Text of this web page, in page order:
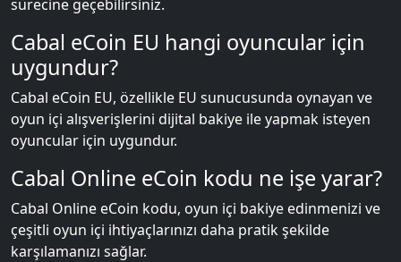
sürecine geçebilirsiniz.
Cabal eCoin EU hangi oyuncular için
uygundur?
Cabal eCoin EU, özellikle EU sunucusunda oynayan ve
oyun içi alışverişlerini dijital bakiye ile yapmak isteyen
oyuncular için uygundur.
Cabal Online eCoin kodu ne işe yarar?
Cabal Online eCoin kodu, oyun içi bakiye edinmenizi ve
çeşitli oyun içi ihtiyaçlarınızı daha pratik şekilde
karşılamanızı sağlar.